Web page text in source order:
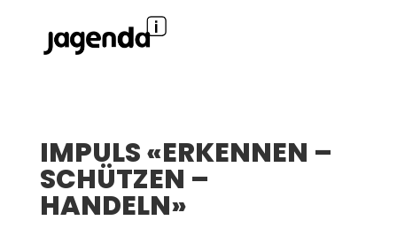
IMPULS «ERKENNEN –
SCHÜTZEN –
HANDELN»